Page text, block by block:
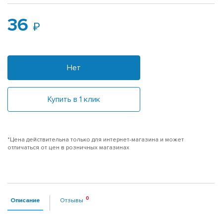
36
Нет
Купить в 1 клик
*Цена действительна только для интернет-магазина и может
отличаться от цен в розничных магазинах
Описание Отзывы